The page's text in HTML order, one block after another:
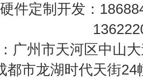
件定制开发：
广州市天河区中山
都市龙湖时代天街